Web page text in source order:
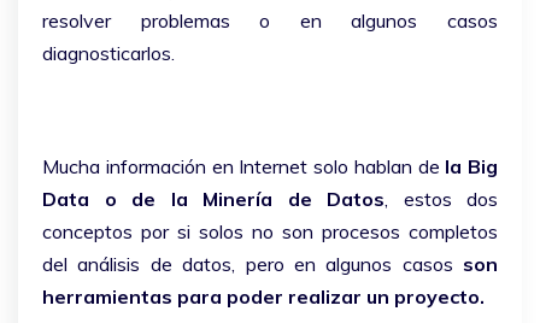
resolver problemas o en algunos casos
diagnosticarlos.
Mucha información en Internet solo hablan de la Big
Data o de la Minería de Datos, estos dos
conceptos por si solos no son procesos completos
del análisis de datos, pero en algunos casos son
herramientas para poder realizar un proyecto.